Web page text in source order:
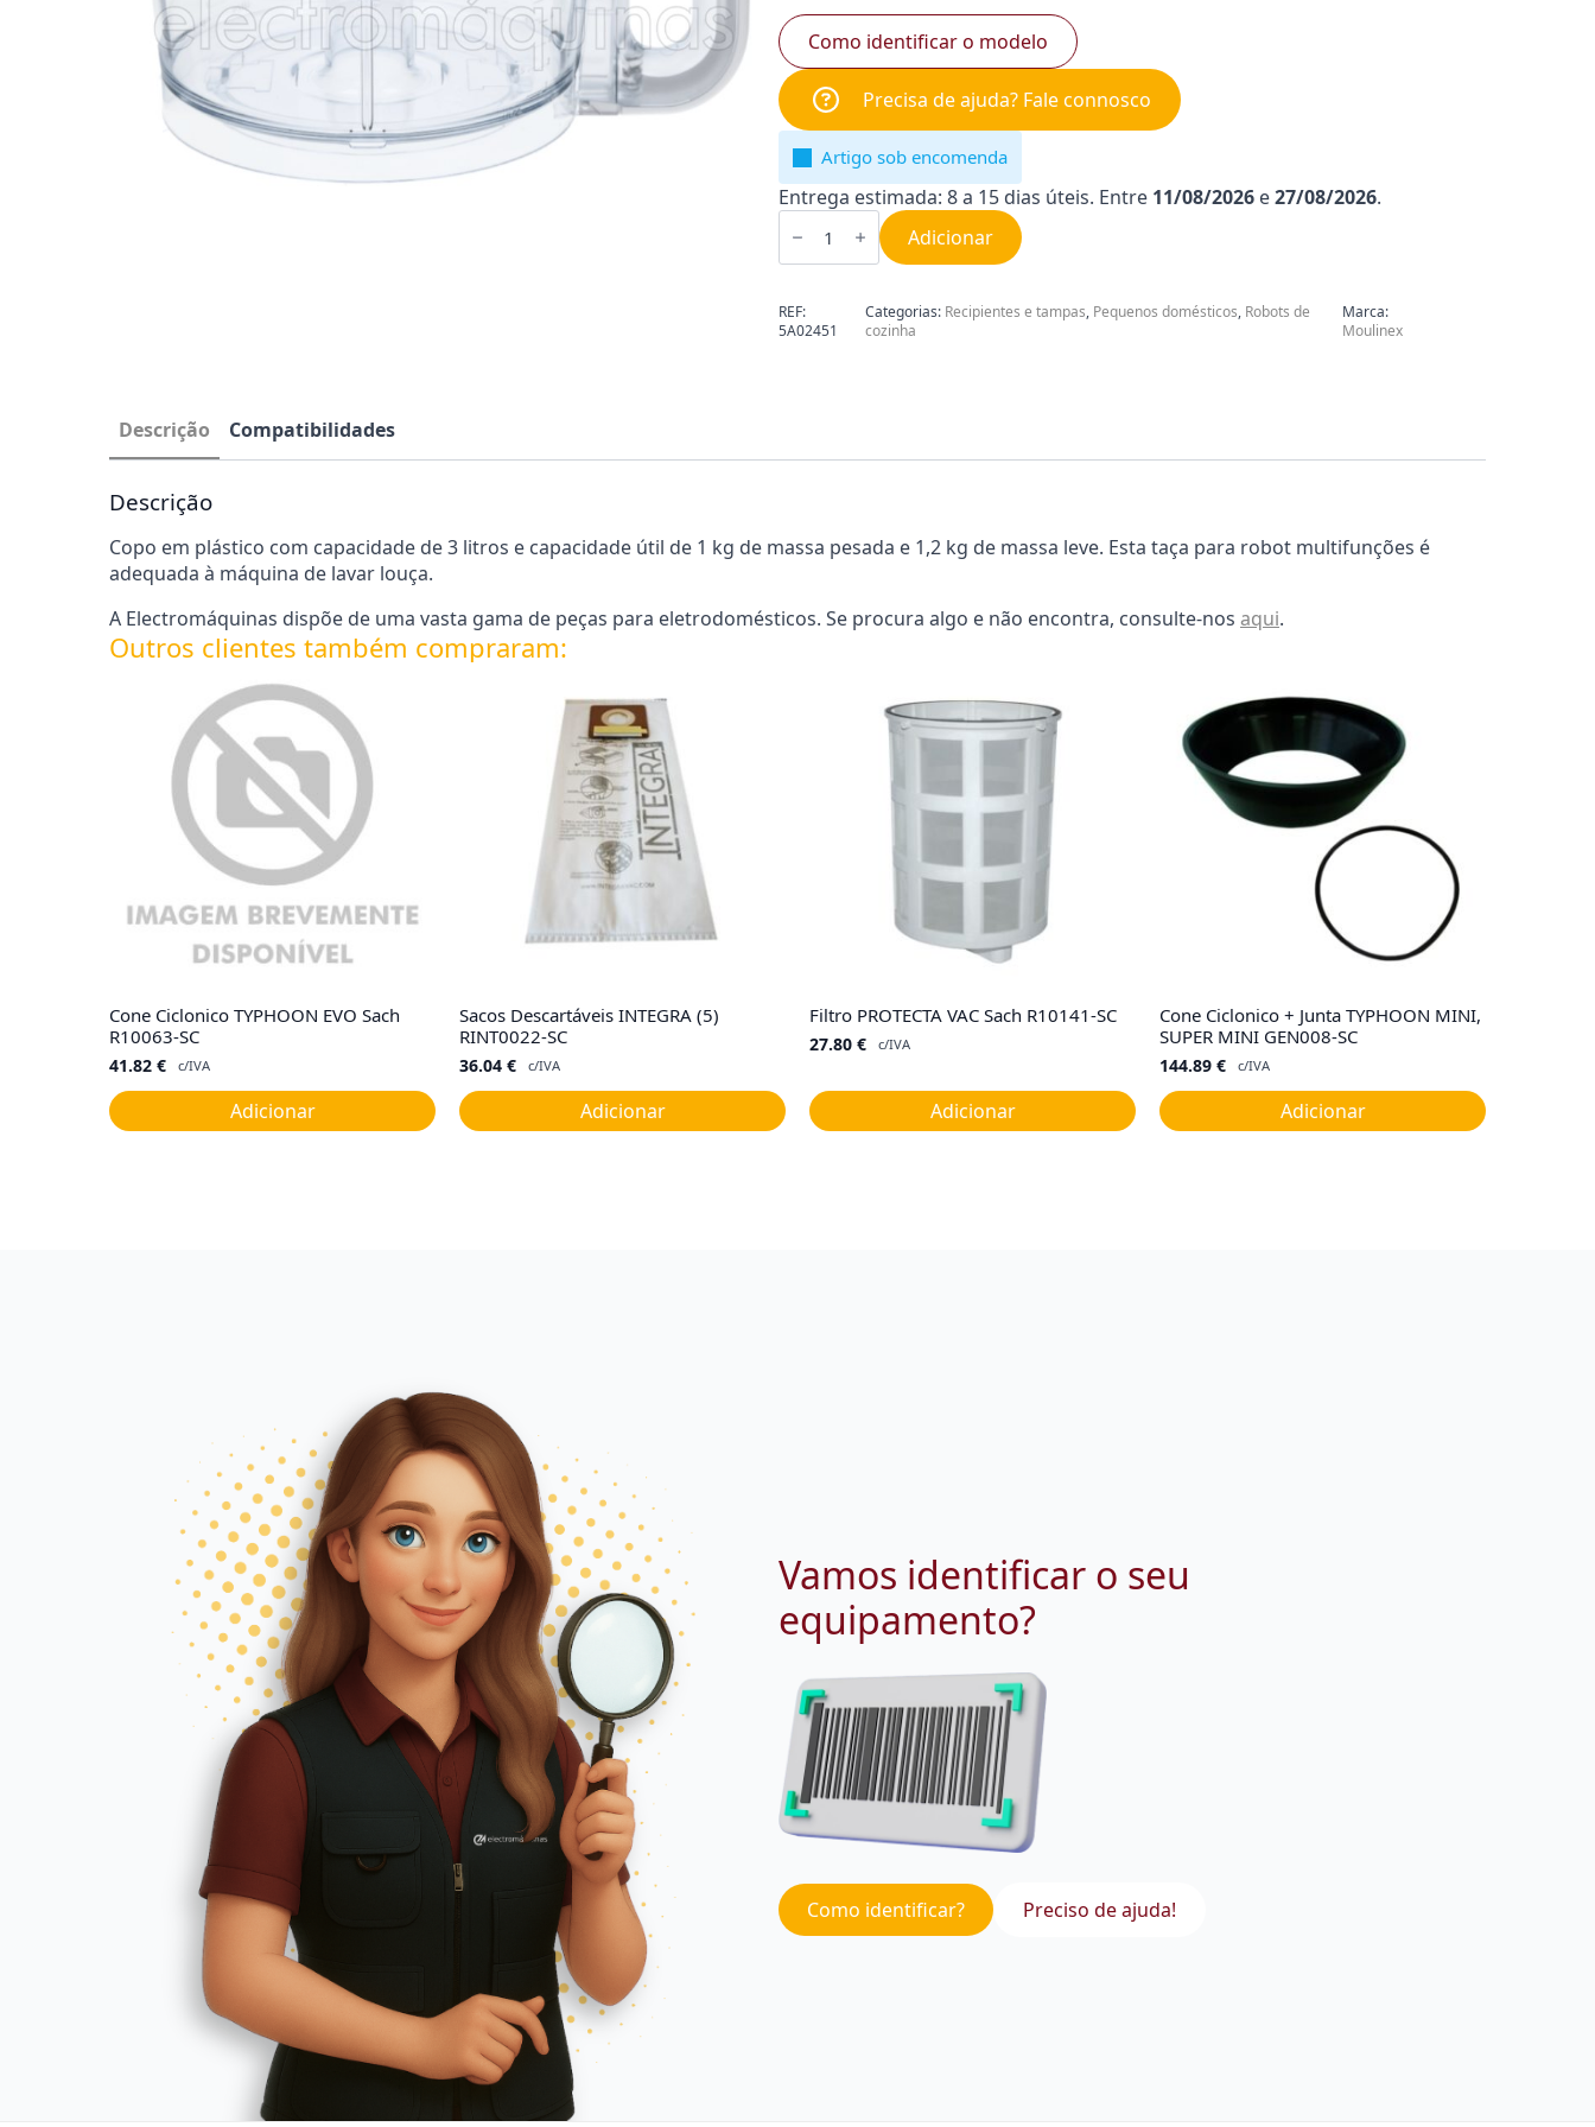
Como identificar o modelo
Precisa de ajuda? Fale connosco
Artigo sob encomenda
Entrega estimada: 8 a 15 dias úteis. Entre 11/08/2026 e27/08/2026.
Quantidade
de
para
Moulinex
MS-
5A02451
Adicionar
REF:
5A02451
Categorias: Recipientes e tampas, Pequenos domésticos, Robots de
cozinha
Marca:
Moulinex
Descrição Compatibilidades
Descrição
Copo em plástico com capacidade de 3 litros e capacidade útil de 1 kg de massa pesada e 1,2 kg de massa leve. Esta taça para robot multifunções é
adequada à máquina de lavar louça.
A Electromáquinas dispõe de uma vasta gama de peças para eletrodomésticos. Se procura algo e não encontra, consulte-nos aqui.
Outros clientes também compraram:
Cone Ciclonico TYPHOON EVO Sach
R10063-SC
41.82 € c/IVA
Adicionar
Sacos Descartáveis INTEGRA (5)
RINT0022-SC
36.04 € c/IVA
Adicionar
Filtro PROTECTA VAC Sach R10141-SC
27.80 € c/IVA
Adicionar
Cone Ciclonico + Junta TYPHOON MINI,
SUPER MINI GEN008-SC
144.89 € c/IVA
Adicionar
Vamos identificar o seu
equipamento?
Como identificar? Preciso de ajuda!